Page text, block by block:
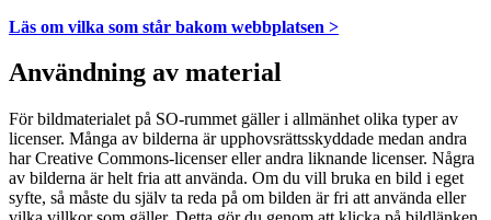
Läs om vilka som står bakom webbplatsen >
Användning av material
För bildmaterialet på SO-rummet gäller i allmänhet olika typer av
licenser. Många av bilderna är upphovsrättsskyddade medan andra
har Creative Commons-licenser eller andra liknande licenser. Några
av bilderna är helt fria att använda. Om du vill bruka en bild i eget
syfte, så måste du själv ta reda på om bilden är fri att använda eller